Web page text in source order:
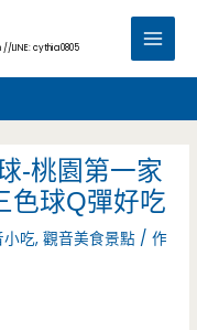
//LINE: cythia0805
Main
-桃園第一家
色球Q彈好吃
小吃,觀音美食景點 / 作